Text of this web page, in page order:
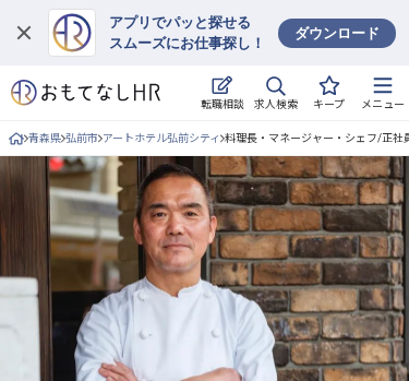
アプリでパッと探せる
スムーズにお仕事探し！
ダウンロード
転職相談 求人検索 キープ メニュー
ログイン
求人・施設を探す
キープした求人
就職・転職 合同説明会
おもてなしHRについて
ご利用の流れ
青森県 弘前市 アートホテル弘前シティ 料理長・マネージャー・シェフ/正社